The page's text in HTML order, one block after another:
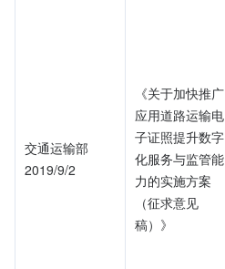
交通运输部
2019/9/2
《关于加快推广
应用道路运输电
子证照提升数字
化服务与监管能
力的实施方案
（征求意见
稿）》